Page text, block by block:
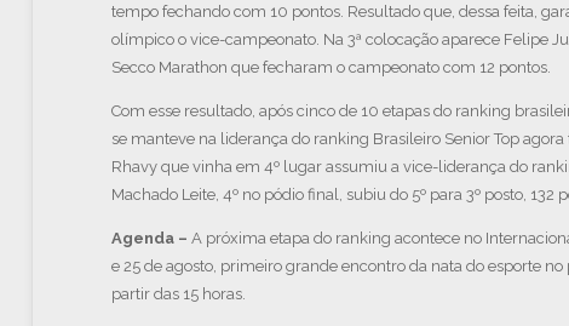
tempo fechando com 10 pontos. Resultado que, dessa feita,
olímpico o vice-campeonato. Na 3ª colocação aparece Felipe
Secco Marathon que fecharam o campeonato com 12 pontos.
Com esse resultado, após cinco de 10 etapas do ranking
se manteve na liderança do ranking Brasileiro Senior Top
Rhavy que vinha em 4º lugar assumiu a vice-liderança do
Machado Leite, 4º no pódio final, subiu do 5º para 3º posto, 132
Agenda – A próxima etapa do ranking acontece no
e 25 de agosto, primeiro grande encontro da nata do esporte
partir das 15 horas.